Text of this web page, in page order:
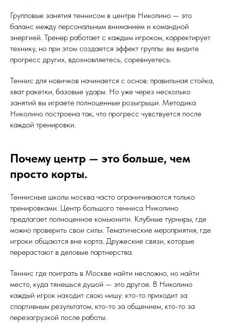
Групповые занятия теннисом в центре Николино — это
баланс между персональным вниманием и командной
энергией. Тренер работает с каждым игроком, корректирует
технику, но при этом создается эффект группы: вы видите
прогресс других, вдохновляетесь, соревнуетесь.
Теннис для новичков начинается с основ: правильная стойка,
хват ракетки, базовые удары. Но уже через несколько
занятий вы играете полноценные розыгрыши. Методика
Николино построена так, что прогресс чувствуется после
каждой тренировки.
Почему центр — это больше, чем
просто корты.
Теннисные школы москва часто ограничиваются только
тренировками. Центр большого тенниса Николино
предлагает полноценное комьюнити. Клубные турниры, где
можно проверить свои силы. Тематические мероприятия, где
игроки общаются вне корта. Дружеские связи, которые
перерастают в деловые партнерства.
Теннис где поиграть в Москве найти несложно, но найти
место, куда тянешься душой — это другое. В Николино
каждый игрок находит свою нишу: кто-то приходит за
спортивным результатом, кто-то за общением, кто-то за
перезагрузкой после работы.